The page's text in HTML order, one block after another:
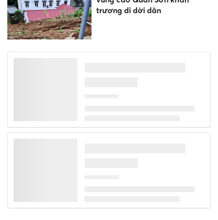
trương di dời dân
Ghi nhận công lao những